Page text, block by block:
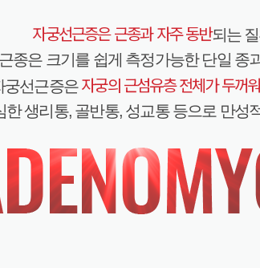
자궁선근증은 근종과 자주 동반되는
종은 크기를 쉽게 측정가능한 단일 종
궁선근증은자궁의 근섬유층 전체가 두꺼
생리통, 골반통, 성교통 등으로 만성